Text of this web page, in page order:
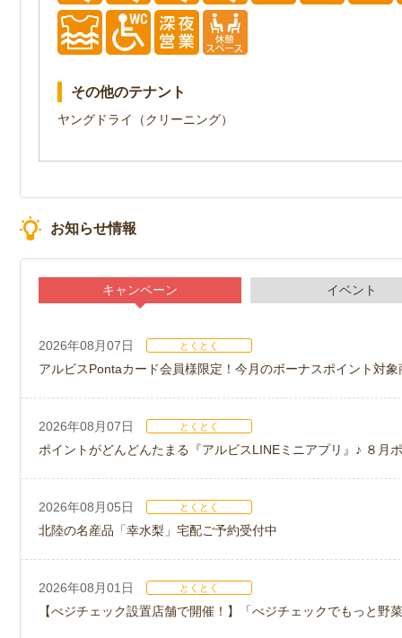
その他のテナント
ヤングドライ（クリーニング）
お知らせ情報
キャンペーン イベント
2026年08月07日 とくとく
アルビスPontaカード会員様限定！今月のボーナスポイント対象
2026年08月07日 とくとく
ポイントがどんどんたまる『アルビスLINEミニアプリ』♪ ８月
2026年08月05日 とくとく
北陸の名産品「幸水梨」宅配ご予約受付中
2026年08月01日 とくとく
【べジチェック設置店舗で開催！】「べジチェックでもっと野